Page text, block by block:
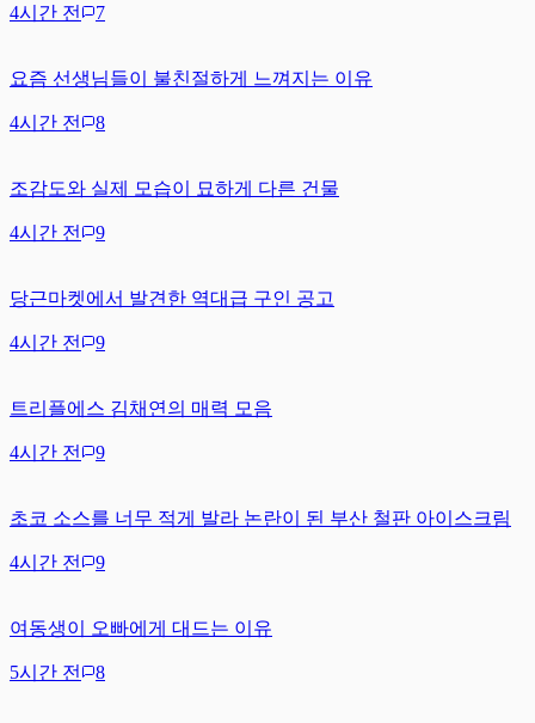
4시간 전 7
요즘 선생님들이 불친절하게 느껴지는 이유
4시간 전 8
조감도와 실제 모습이 묘하게 다른 건물
4시간 전 9
당근마켓에서 발견한 역대급 구인 공고
4시간 전 9
트리플에스 김채연의 매력 모음
4시간 전 9
초코 소스를 너무 적게 발라 논란이 된 부산 철판 아이스크림
4시간 전 9
여동생이 오빠에게 대드는 이유
5시간 전 8